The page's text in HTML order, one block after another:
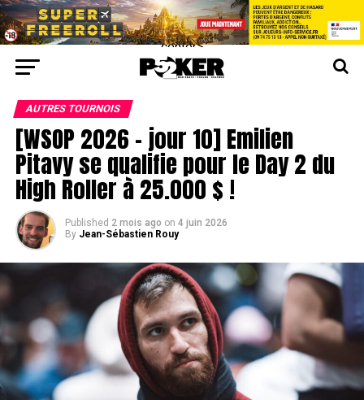
center>
AUTRES TOURNOIS
[WSOP 2026 – jour 10] Emilien
Pitavy se qualifie pour le Day 2 du
High Roller à 25.000 $ !
Published 2 mois ago on 4 juin 2026
By Jean-Sébastien Rouy